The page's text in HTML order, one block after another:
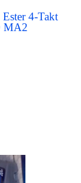
4-Takt
MA2